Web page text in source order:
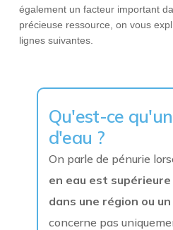
également un facteur important
précieuse ressource, on vous
lignes suivantes.
Qu'est-ce
d'eau ?
On parle de pénurie
en eau est
dans une région ou
concerne pas